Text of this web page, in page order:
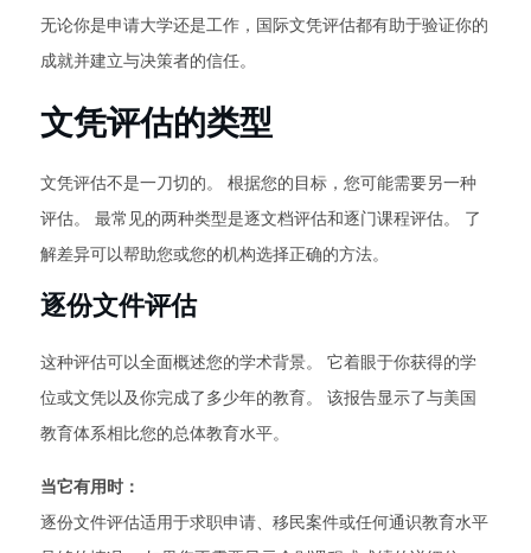
无论你是申请大学还是工作，国际文凭评估都有助于验证你的
成就并建立与决策者的信任。
文凭评估的类型
文凭评估不是一刀切的。 根据您的目标，您可能需要另一种
评估。 最常见的两种类型是逐文档评估和逐门课程评估。 了
解差异可以帮助您或您的机构选择正确的方法。
逐份文件评估
这种评估可以全面概述您的学术背景。 它着眼于你获得的学
位或文凭以及你完成了多少年的教育。 该报告显示了与美国
教育体系相比您的总体教育水平。
当它有用时：
逐份文件评估适用于求职申请、移民案件或任何通识教育水平